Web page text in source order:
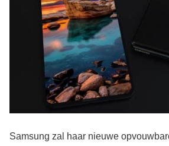
Samsung zal haar nieuwe